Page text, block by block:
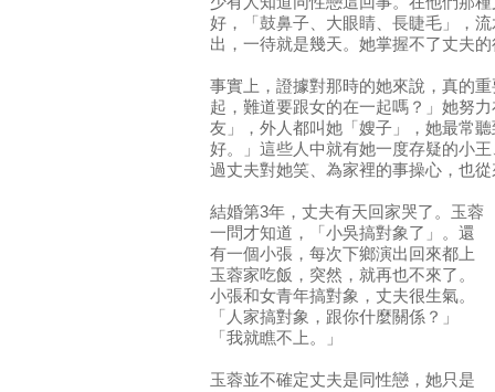
好，「鼓鼻子、大眼睛、長睫毛」，
出，一待就是幾天。她掌握不了丈夫
事實上，證據對那時的她來說，真的
起，難道要跟女的在一起嗎？」她努
友」，外人都叫她「嫂子」，她最常
好。」這些人中就有她一度存疑的小
過丈夫對她笑、為家裡的事操心，也
結婚第3年，丈夫有天回家哭了。玉蓉
一問才知道，「小吳搞對象了」。還
有一個小張，每次下鄉演出回來都上
玉蓉家吃飯，突然，就再也不來了。
小張和女青年搞對象，丈夫很生氣。
「人家搞對象，跟你什麼關係？」
「我就瞧不上。」
玉蓉並不確定丈夫是同性戀，她只是